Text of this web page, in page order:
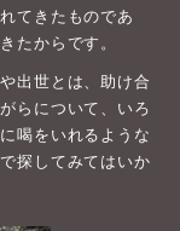
てきたものであ
たからです。
出世とは、助け合
らについて、いろ
喝をいれるような
探してみてはいか